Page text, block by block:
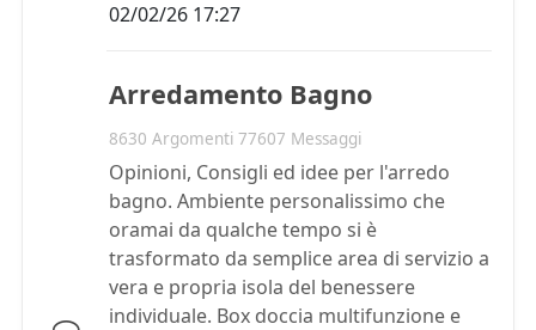
02/02/26 17:27
Arredamento Bagno
8630 Argomenti 77607 Messaggi
Opinioni, Consigli ed idee per l'arredo
bagno. Ambiente personalissimo che
oramai da qualche tempo si è
trasformato da semplice area di servizio a
vera e propria isola del benessere
individuale. Box doccia multifunzione e